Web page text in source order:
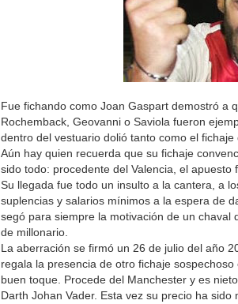
Fue fichando como Joan Gaspart demostró a
Rochemback, Geovanni o Saviola fueron
dentro del vestuario dolió tanto como el fichaje
Aún hay quien recuerda que su fichaje
sido todo: procedente del Valencia, el
Su llegada fue todo un insulto a la cantera, a
suplencias y salarios mínimos a la espera de
segó para siempre la motivación de un
de millonario.
La aberración se firmó un 26 de julio del año
regala la presencia de otro fichaje
buen toque. Procede del Manchester y es
Darth Johan Vader. Esta vez su precio ha